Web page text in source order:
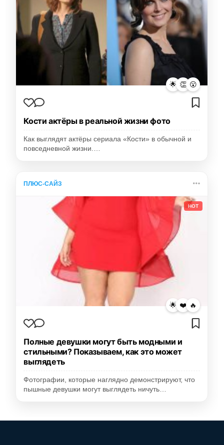
🌟 👏 😮
Кости актёры в реальной жизни фото
Как выглядят актёры сериала «Кости» в обычной и
повседневной жизни.…
ПЛЮС-САЙЗ
HOT
🌟 ❤️ 🔥
Полные девушки могут быть модными и
стильными? Показываем, как это может
выглядеть
Фотографии, которые наглядно демонстрируют, что
пышные девушки могут выглядеть ничуть…